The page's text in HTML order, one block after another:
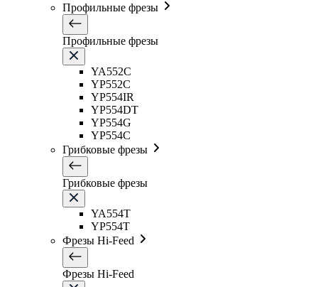
Профильные фрезы
Профильные фрезы
YA552C
YP552C
YP554IR
YP554DT
YP554G
YP554C
Грибковые фрезы
Грибковые фрезы
YA554T
YP554T
Фрезы Hi-Feed
Фрезы Hi-Feed